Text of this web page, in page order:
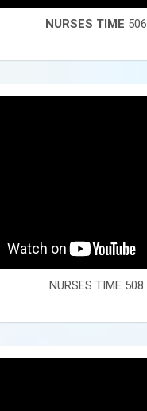
NURSES TIME 506
NURSES TIME 508